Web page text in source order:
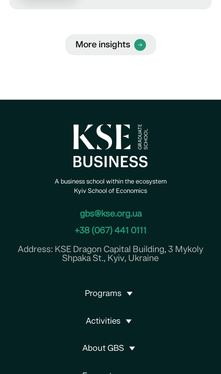
More insights
A business school within the ecosystem
Kyiv School of Economics
gbs@kse.org.ua
+38 (067) 441 0111
Address: KSE Dragon Capital Building, 3 Mykoly
Shpaka St., Kyiv, Ukraine
Programs
Activities
About GBS